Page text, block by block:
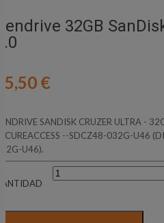
32GB
€
SANDISK CRUZER ULTRA -
--SDCZ48-032G-U46
U46).